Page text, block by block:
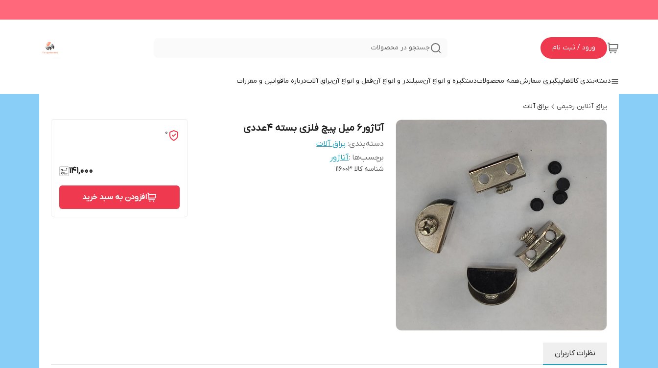
ورود / ثبت نام جستجو در محصولات
دسته‌بندی کالاهاپیگیری سفارشهمه محصولاتدستگیره و انواع آنسیلندر و انواع آنقفل و انواع آنیراق آلاتدرباره ماقوانین و مقررات
یراق آنلاین رحیمی یراق آلات
آتاژور6 میل پیچ فلزی بسته 4عددی
دسته‌بندی:یراق آلات
برچسب‌ها :آتاژور
شناسه کالا 116003
0
141,000
افزودن به سبد خرید
نظرات کاربران